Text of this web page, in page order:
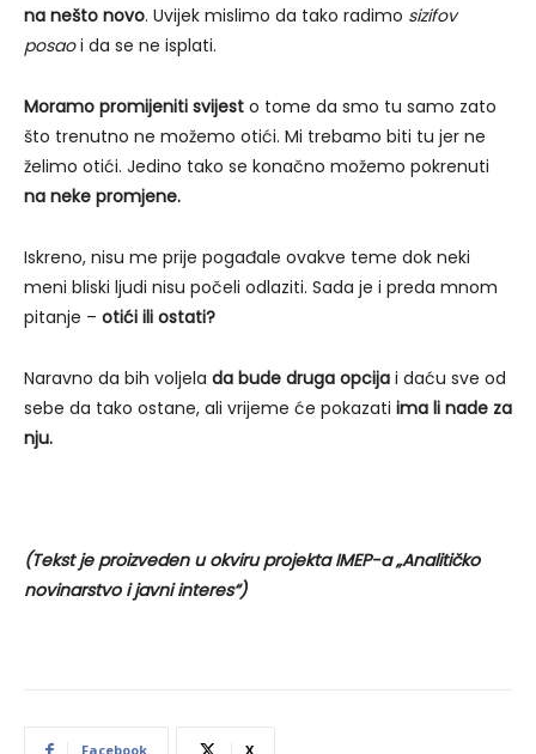
na nešto novo. Uvijek mislimo da tako radimo sizifov
posaoi da se ne isplati.
Moramo promijeniti svijest o tome da smo tu samo zato
što trenutno ne možemo otići. Mi trebamo biti tu jer ne
želimo otići. Jedino tako se konačno možemo pokrenuti
na neke promjene.
Iskreno, nisu me prije pogađale ovakve teme dok neki
meni bliski ljudi nisu počeli odlaziti. Sada je i preda mnom
pitanje – otići ili ostati?
Naravno da bih voljela da bude druga opcija i daću sve od
sebe da tako ostane, ali vrijeme će pokazati ima li nade za
nju.
(Tekst je proizveden u okviru projekta IMEP-a „Analitičko
novinarstvo i javni interes“)
Facebook X